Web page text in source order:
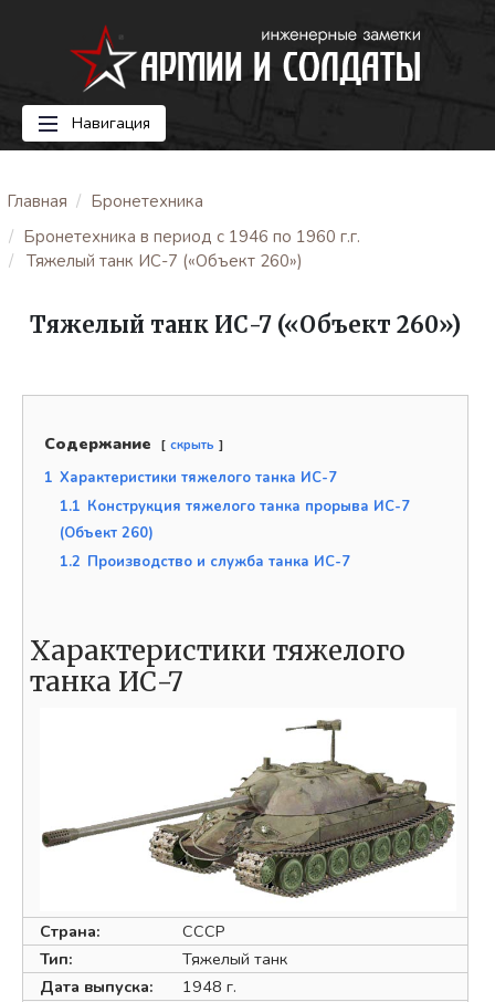
Навигация
Главная
Бронетехника
Бронетехника в период с 1946 по 1960 г.г.
Тяжелый танк ИС-7 («Объект 260»)
Тяжелый танк ИС-7 («Объект 260»)
Содержание скрыть
1 Характеристики тяжелого танка ИС-7
1.1 Конструкция тяжелого танка прорыва ИС-7
(Объект 260)
1.2 Производство и служба танка ИС-7
Характеристики тяжелого
танка ИС-7
Страна:
СССР
Тип:
Тяжелый танк
Дата выпуска:
1948 г.